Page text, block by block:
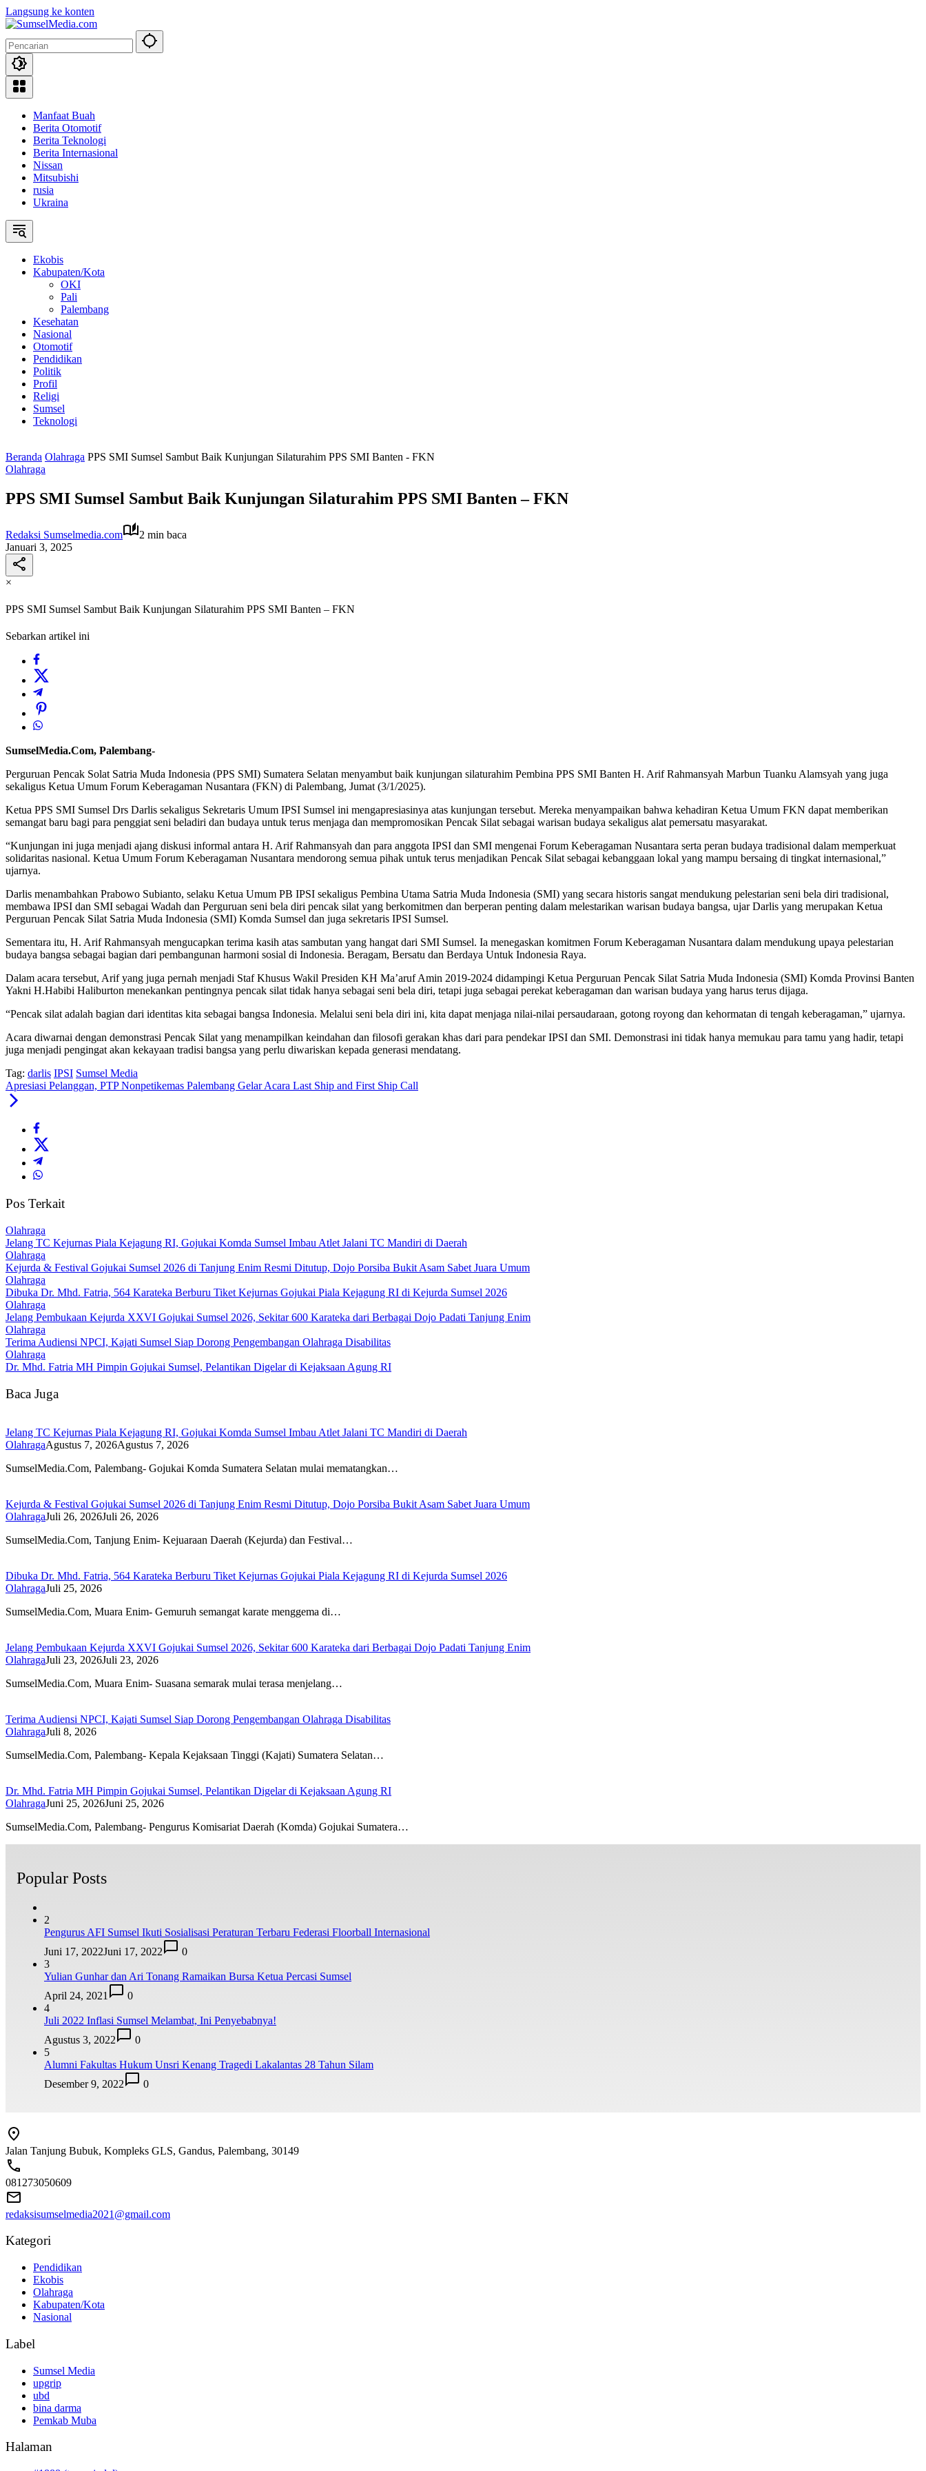
Langsung ke konten
Manfaat Buah
Berita Otomotif
Berita Teknologi
Berita Internasional
Nissan
Mitsubishi
rusia
Ukraina
Ekobis
Kabupaten/Kota
OKI
Pali
Palembang
Kesehatan
Nasional
Otomotif
Pendidikan
Politik
Profil
Religi
Sumsel
Teknologi
Beranda Olahraga PPS SMI Sumsel Sambut Baik Kunjungan Silaturahim PPS SMI Banten - FKN
Olahraga
PPS SMI Sumsel Sambut Baik Kunjungan Silaturahim PPS SMI Banten – FKN
Redaksi Sumselmedia.com
2 min baca
Januari 3, 2025
×
PPS SMI Sumsel Sambut Baik Kunjungan Silaturahim PPS SMI Banten – FKN
Sebarkan artikel ini
SumselMedia.Com, Palembang-
Perguruan Pencak Solat Satria Muda Indonesia (PPS SMI) Sumatera Selatan menyambut baik kunjungan silaturahim Pembina PPS SMI Banten H. Arif Rahmansyah Marbun Tuanku Alamsyah yang juga
sekaligus Ketua Umum Forum Keberagaman Nusantara (FKN) di Palembang, Jumat (3/1/2025).
Ketua PPS SMI Sumsel Drs Darlis sekaligus Sekretaris Umum IPSI Sumsel ini mengapresiasinya atas kunjungan tersebut. Mereka menyampaikan bahwa kehadiran Ketua Umum FKN dapat memberikan
semangat baru bagi para penggiat seni beladiri dan budaya untuk terus menjaga dan mempromosikan Pencak Silat sebagai warisan budaya sekaligus alat pemersatu masyarakat.
“Kunjungan ini juga menjadi ajang diskusi informal antara H. Arif Rahmansyah dan para anggota IPSI dan SMI mengenai Forum Keberagaman Nusantara serta peran budaya tradisional dalam memperkuat
solidaritas nasional. Ketua Umum Forum Keberagaman Nusantara mendorong semua pihak untuk terus menjadikan Pencak Silat sebagai kebanggaan lokal yang mampu bersaing di tingkat internasional,”
ujarnya.
Darlis menambahkan Prabowo Subianto, selaku Ketua Umum PB IPSI sekaligus Pembina Utama Satria Muda Indonesia (SMI) yang secara historis sangat mendukung pelestarian seni bela diri tradisional,
membawa IPSI dan SMI sebagai Wadah dan Perguruan seni bela diri pencak silat yang berkomitmen dan berperan penting dalam melestarikan warisan budaya bangsa, ujar Darlis yang merupakan Ketua
Perguruan Pencak Silat Satria Muda Indonesia (SMI) Komda Sumsel dan juga sekretaris IPSI Sumsel.
Sementara itu, H. Arif Rahmansyah mengucapkan terima kasih atas sambutan yang hangat dari SMI Sumsel. Ia menegaskan komitmen Forum Keberagaman Nusantara dalam mendukung upaya pelestarian
budaya bangsa sebagai bagian dari pembangunan harmoni sosial di Indonesia. Beragam, Bersatu dan Berdaya Untuk Indonesia Raya.
Dalam acara tersebut, Arif yang juga pernah menjadi Staf Khusus Wakil Presiden KH Ma’aruf Amin 2019-2024 didampingi Ketua Perguruan Pencak Silat Satria Muda Indonesia (SMI) Komda Provinsi Banten
Yakni H.Habibi Haliburton menekankan pentingnya pencak silat tidak hanya sebagai seni bela diri, tetapi juga sebagai perekat keberagaman dan warisan budaya yang harus terus dijaga.
“Pencak silat adalah bagian dari identitas kita sebagai bangsa Indonesia. Melalui seni bela diri ini, kita dapat menjaga nilai-nilai persaudaraan, gotong royong dan kehormatan di tengah keberagaman,” ujarnya.
Acara diwarnai dengan demonstrasi Pencak Silat yang menampilkan keindahan dan filosofi gerakan khas dari para pendekar IPSI dan SMI. Demonstrasi ini tidak hanya memukau para tamu yang hadir, tetapi
juga menjadi pengingat akan kekayaan tradisi bangsa yang perlu diwariskan kepada generasi mendatang.
Tag: darlis IPSI Sumsel Media
Apresiasi Pelanggan, PTP Nonpetikemas Palembang Gelar Acara Last Ship and First Ship Call
Pos Terkait
Olahraga
Jelang TC Kejurnas Piala Kejagung RI, Gojukai Komda Sumsel Imbau Atlet Jalani TC Mandiri di Daerah
Olahraga
Kejurda & Festival Gojukai Sumsel 2026 di Tanjung Enim Resmi Ditutup, Dojo Porsiba Bukit Asam Sabet Juara Umum
Olahraga
Dibuka Dr. Mhd. Fatria, 564 Karateka Berburu Tiket Kejurnas Gojukai Piala Kejagung RI di Kejurda Sumsel 2026
Olahraga
Jelang Pembukaan Kejurda XXVI Gojukai Sumsel 2026, Sekitar 600 Karateka dari Berbagai Dojo Padati Tanjung Enim
Olahraga
Terima Audiensi NPCI, Kajati Sumsel Siap Dorong Pengembangan Olahraga Disabilitas
Olahraga
Dr. Mhd. Fatria MH Pimpin Gojukai Sumsel, Pelantikan Digelar di Kejaksaan Agung RI
Baca Juga
Jelang TC Kejurnas Piala Kejagung RI, Gojukai Komda Sumsel Imbau Atlet Jalani TC Mandiri di Daerah
OlahragaAgustus 7, 2026Agustus 7, 2026
SumselMedia.Com, Palembang- Gojukai Komda Sumatera Selatan mulai mematangkan…
Kejurda & Festival Gojukai Sumsel 2026 di Tanjung Enim Resmi Ditutup, Dojo Porsiba Bukit Asam Sabet Juara Umum
OlahragaJuli 26, 2026Juli 26, 2026
SumselMedia.Com, Tanjung Enim- Kejuaraan Daerah (Kejurda) dan Festival…
Dibuka Dr. Mhd. Fatria, 564 Karateka Berburu Tiket Kejurnas Gojukai Piala Kejagung RI di Kejurda Sumsel 2026
OlahragaJuli 25, 2026
SumselMedia.Com, Muara Enim- Gemuruh semangat karate menggema di…
Jelang Pembukaan Kejurda XXVI Gojukai Sumsel 2026, Sekitar 600 Karateka dari Berbagai Dojo Padati Tanjung Enim
OlahragaJuli 23, 2026Juli 23, 2026
SumselMedia.Com, Muara Enim- Suasana semarak mulai terasa menjelang…
Terima Audiensi NPCI, Kajati Sumsel Siap Dorong Pengembangan Olahraga Disabilitas
OlahragaJuli 8, 2026
SumselMedia.Com, Palembang- Kepala Kejaksaan Tinggi (Kajati) Sumatera Selatan…
Dr. Mhd. Fatria MH Pimpin Gojukai Sumsel, Pelantikan Digelar di Kejaksaan Agung RI
OlahragaJuni 25, 2026Juni 25, 2026
SumselMedia.Com, Palembang- Pengurus Komisariat Daerah (Komda) Gojukai Sumatera…
Popular Posts
2
Pengurus AFI Sumsel Ikuti Sosialisasi Peraturan Terbaru Federasi Floorball Internasional
Juni 17, 2022Juni 17, 2022
0
3
Yulian Gunhar dan Ari Tonang Ramaikan Bursa Ketua Percasi Sumsel
April 24, 2021
0
4
Juli 2022 Inflasi Sumsel Melambat, Ini Penyebabnya!
Agustus 3, 2022
0
5
Alumni Fakultas Hukum Unsri Kenang Tragedi Lakalantas 28 Tahun Silam
Desember 9, 2022
0
Jalan Tanjung Bubuk, Kompleks GLS, Gandus, Palembang, 30149
081273050609
redaksisumselmedia2021@gmail.com
Kategori
Pendidikan
Ekobis
Olahraga
Kabupaten/Kota
Nasional
Label
Sumsel Media
upgrip
ubd
bina darma
Pemkab Muba
Halaman